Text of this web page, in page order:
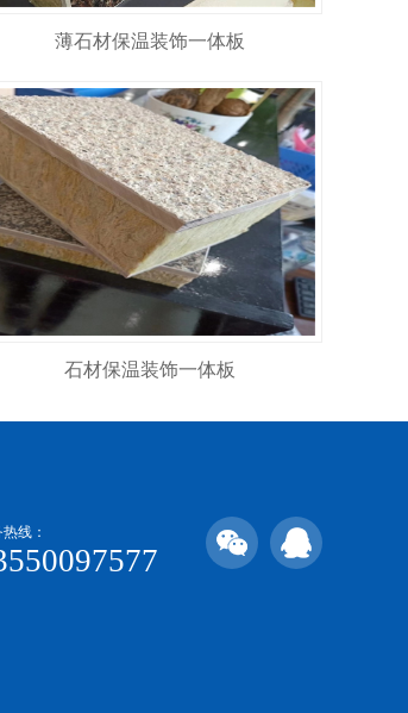
薄石材保温装饰一体板
石材保温装饰一体板
线：